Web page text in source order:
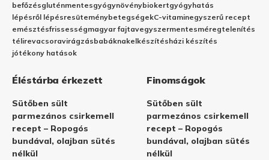
befőzésgluténmentesgyógynövénybiokertgyógyhatás
lépésről lépésresüteménybetegségekC-vitaminegyszerű recept
emésztésfrissességmagyar fajtavegyszermentesméregtelenítés
télirevacsoravirágzásbabáknakelkészítésházi készítés
jótékony hatások
Éléstárba érkezett
Sütőben sült
parmezános csirkemell
recept – Ropogós
bundával, olajban sütés
nélkül
Finomságok
Sütőben sült
parmezános csirkemell
recept – Ropogós
bundával, olajban sütés
nélkül